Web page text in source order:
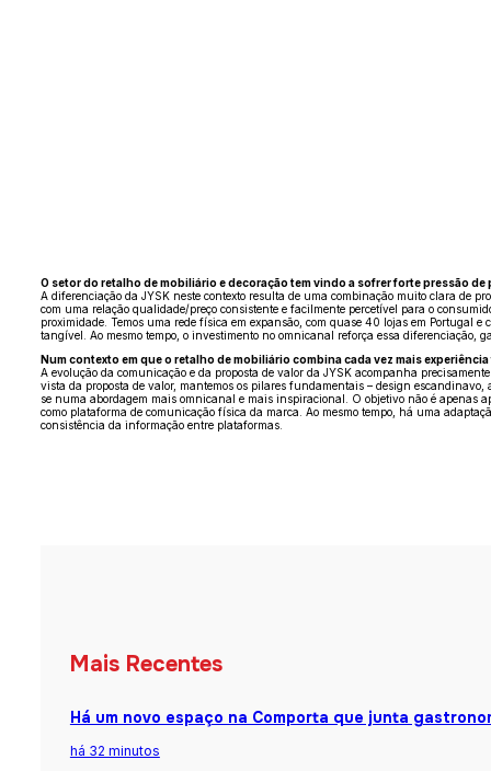
O setor do retalho de mobiliário e decoração tem vindo a sofrer forte pressão
A diferenciação da JYSK neste contexto resulta de uma combinação muito clara de
com uma relação qualidade/preço consistente e facilmente percetível para o
proximidade. Temos uma rede física em expansão, com quase 40 lojas em Portugal
tangível. Ao mesmo tempo, o investimento no omnicanal reforça essa
Num contexto em que o retalho de mobiliário combina cada vez mais
A evolução da comunicação e da proposta de valor da JYSK acompanha
vista da proposta de valor, mantemos os pilares fundamentais – design
se numa abordagem mais omnicanal e mais inspiracional. O objetivo não é apenas
como plataforma de comunicação física da marca. Ao mesmo tempo, há uma
consistência da informação entre plataformas.
Mais Recentes
Há um novo espaço na Comporta que junta
há 32 minutos